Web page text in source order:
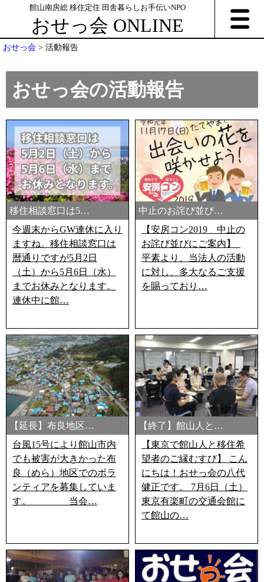
館山南房総 移住定住 田舎暮らしお手伝いNPO
おせっ会 ONLINE
おせっ会 > 活動報告
おせっ会の活動報告
NEW
移住相談窓口は5…
今週末からGW連休に入り
ますね。移住相談窓口は
暦通りですが5月2日
（土）から5月6日（水）
までお休みとなります。
連休中に館…
NEW
中止のお詫び並び…
【安房コン2019 中止の
お詫び並びにご案内】
平素より、当法人の活動
に対し、多大なるご支援
を賜っており…
【延長】布良地区…
台風15号により館山市内
でも被害が大きかった布
良（めら）地区でのボラ
ンティアを募集していま
す。 当会…
【終了】館山人と…
【東京で館山人と移住希
望者のご縁むすび】 こん
にちは！おせっ会の八代
健正です。 7月6日（土）
東京有楽町の交通会館に
て館山の…